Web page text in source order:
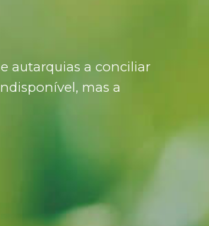
autarquias a conciliar
mas a